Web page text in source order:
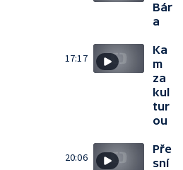
Bár
a
17:17
Ka
m
za
kul
tur
ou
20:06
Pře
sní